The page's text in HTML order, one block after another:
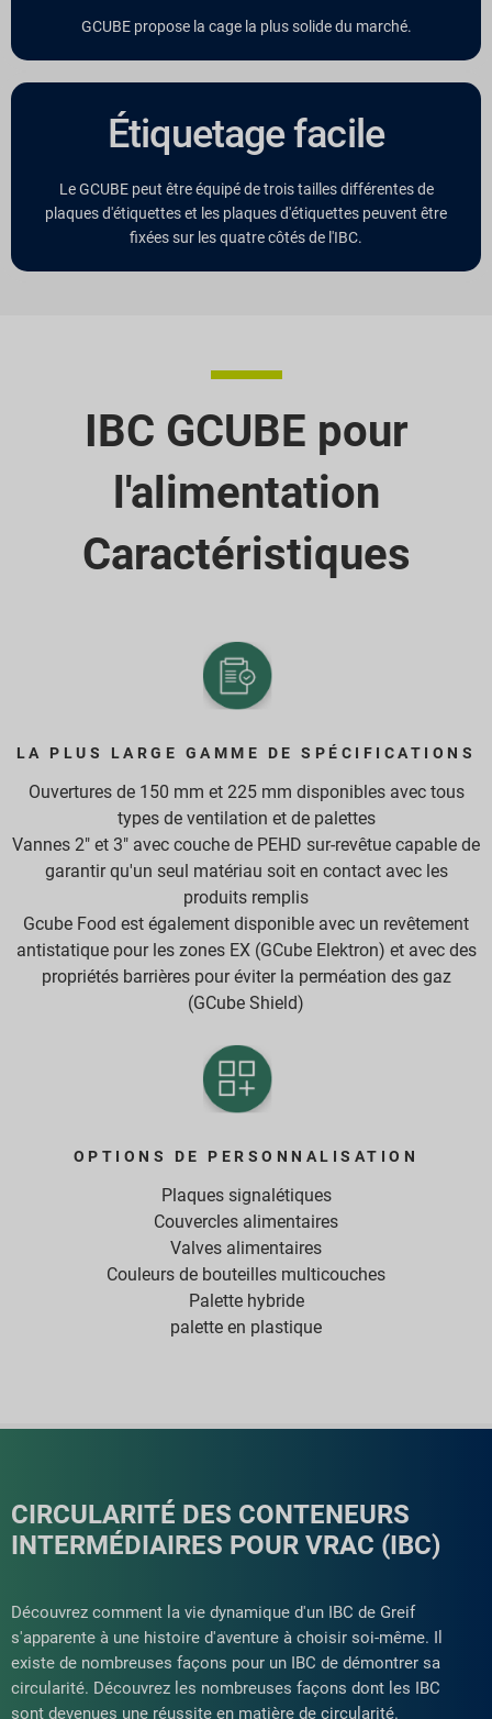
GCUBE propose la cage la plus solide du marché.
Étiquetage facile
Le GCUBE peut être équipé de trois tailles différentes de
plaques d'étiquettes et les plaques d'étiquettes peuvent être
fixées sur les quatre côtés de l'IBC.
IBC GCUBE pour
l'alimentation
Caractéristiques
LA PLUS LARGE GAMME DE SPÉCIFICATIONS
Ouvertures de 150 mm et 225 mm disponibles avec tous
types de ventilation et de palettes
Vannes 2" et 3" avec couche de PEHD sur-revêtue capable de
garantir qu'un seul matériau soit en contact avec les
produits remplis
Gcube Food est également disponible avec un revêtement
antistatique pour les zones EX (GCube Elektron) et avec des
propriétés barrières pour éviter la perméation des gaz
(GCube Shield)
OPTIONS DE PERSONNALISATION
Plaques signalétiques
Couvercles alimentaires
Valves alimentaires
Couleurs de bouteilles multicouches
Palette hybride
palette en plastique
CIRCULARITÉ DES CONTENEURS
INTERMÉDIAIRES POUR VRAC (IBC)
Découvrez comment la vie dynamique d'un IBC de Greif
s'apparente à une histoire d'aventure à choisir soi-même. Il
existe de nombreuses façons pour un IBC de démontrer sa
circularité. Découvrez les nombreuses façons dont les IBC
sont devenues une réussite en matière de circularité.